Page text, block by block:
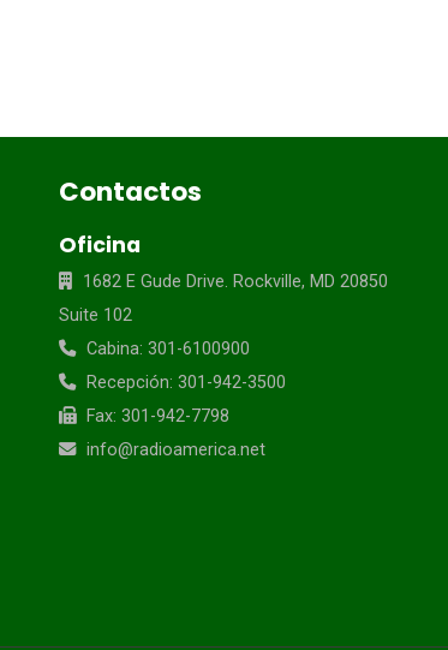
Contactos
Oficina
1682 E Gude Drive. Rockville, MD 20850
Suite 102
Cabina: 301-6100900
Recepción: 301-942-3500
Fax: 301-942-7798
info@radioamerica.net